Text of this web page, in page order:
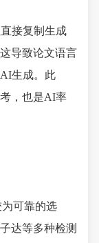
接复制生成
导致论文语言
生成。此
，也是AI率
为可靠的选
达等多种检测